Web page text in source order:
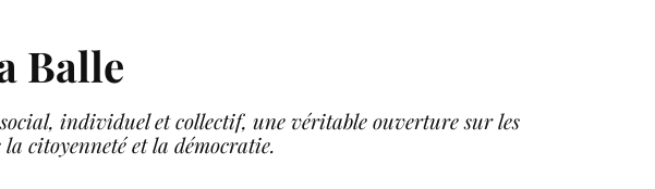
Balle
individuel et collectif, une véritable ouverture sur les
citoyenneté et la démocratie.